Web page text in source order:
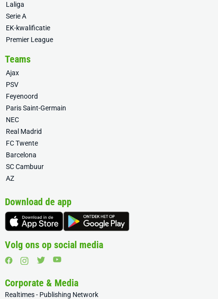
Laliga
Serie A
EK-kwalificatie
Premier League
Teams
Ajax
PSV
Feyenoord
Paris Saint-Germain
NEC
Real Madrid
FC Twente
Barcelona
SC Cambuur
AZ
Download de app
Volg ons op social media
Corporate & Media
Realtimes - Publishing Network